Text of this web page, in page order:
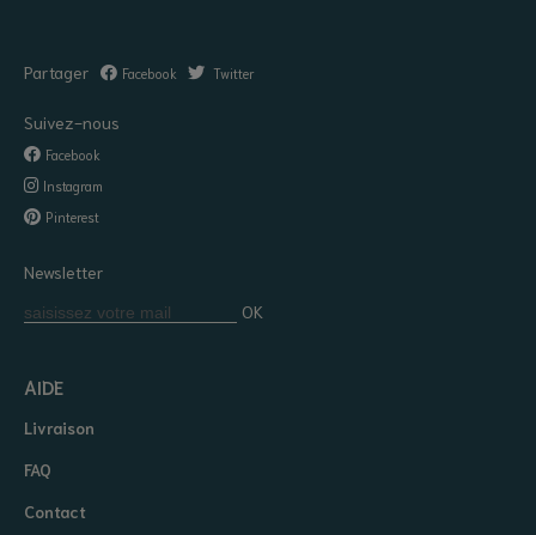
Partager Facebook Twitter
Suivez-nous
Facebook
Instagram
Pinterest
Newsletter
OK
AIDE
Livraison
FAQ
Contact